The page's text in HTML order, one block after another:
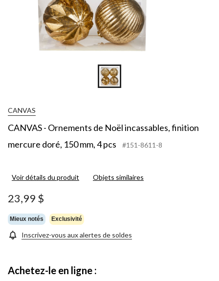
CANVAS
CANVAS - Ornements de Noël incassables, finition
mercure doré, 150 mm, 4 pcs
#151-8611-8
Voir détails du produit Objets similaires
23,99 $
Mieux notés Exclusivité
Inscrivez-vous aux alertes de soldes
Achetez-le en ligne :